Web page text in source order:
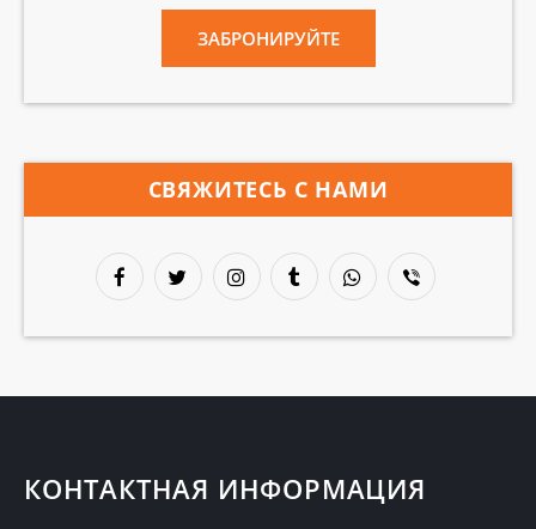
ЗАБРОНИРУЙТЕ
СВЯЖИТЕСЬ С НАМИ
КОНТАКТНАЯ ИНФОРМАЦИЯ